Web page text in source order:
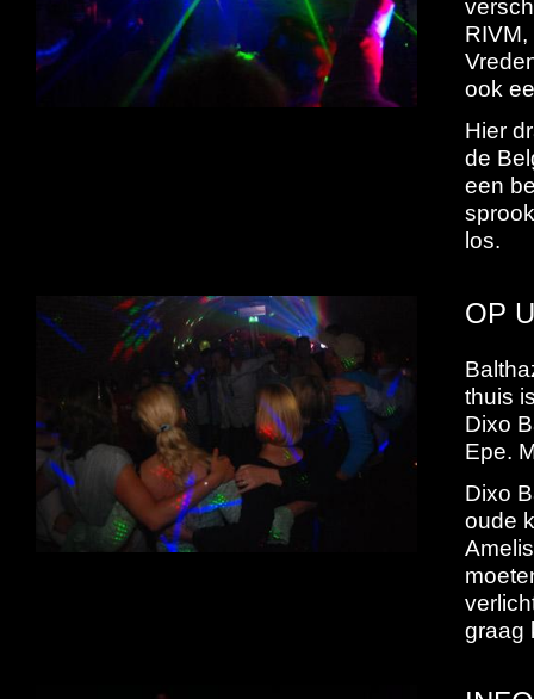
ook
Hier
de
een
los.
OP
thuis
Dixo
Epe.
Dixo
oude
graag